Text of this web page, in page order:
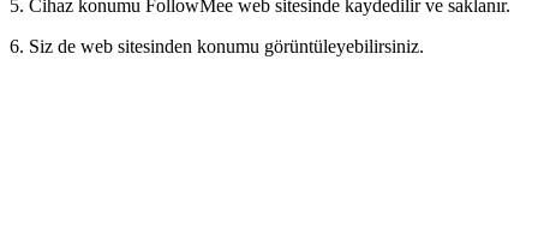
5. Cihaz konumu FollowMee web sitesinde kaydedilir ve saklanır.
6. Siz de web sitesinden konumu görüntüleyebilirsiniz.